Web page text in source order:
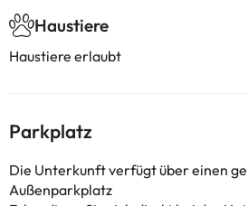
Haustiere
Haustiere erlaubt
Parkplatz
Die Unterkunft verfügt über einen
Außenparkplatz